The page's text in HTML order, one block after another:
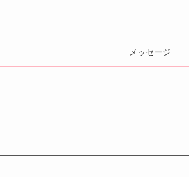
メッセージ